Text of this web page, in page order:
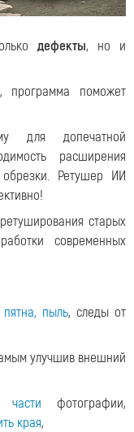
дефекты, но и
программа поможет
для допечатной
расширения
Ретушер ИИ
старых
современных
пыль, следы от
улучшив внешний
части фотографии,
края,